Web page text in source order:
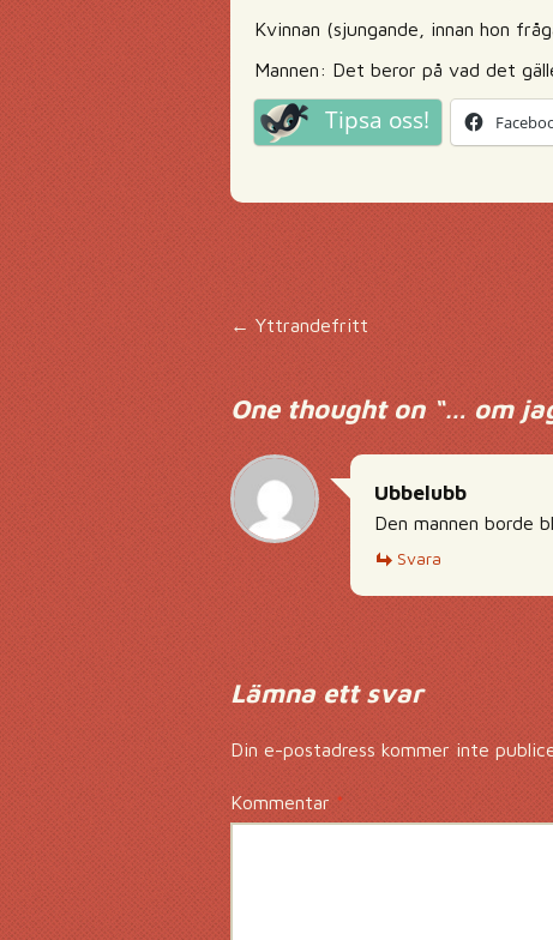
Kvinnan (sjungande, innan hon
Mannen: Det beror på vad det
Tipsa oss!
Inläggsnavigering
←Yttrandefritt
One thought on “… om
Ubbelubb
Den mannen borde
Svara
Lämna ett svar
Din e-postadress kommer inte
Kommentar*